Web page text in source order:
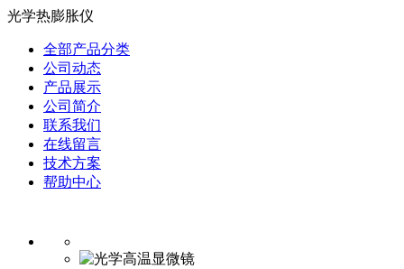
光学热膨胀仪
全部产品分类
公司动态
产品展示
公司简介
联系我们
在线留言
技术方案
帮助中心